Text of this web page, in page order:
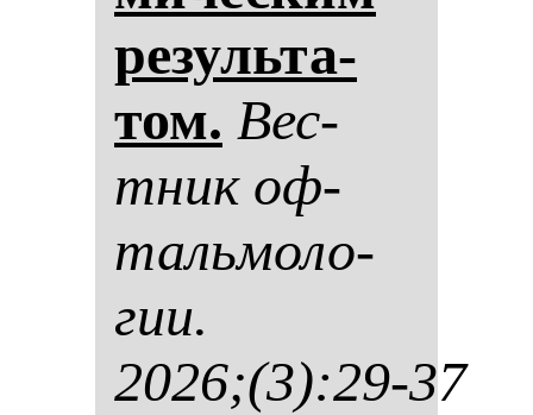
ре­зуль­та­
том. Вес­
тник оф­
таль­мо­ло­
гии.
2026;(3):29-37